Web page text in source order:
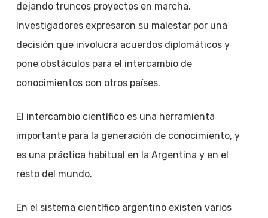
dejando truncos proyectos en marcha.
Investigadores expresaron su malestar por una
decisión que involucra acuerdos diplomáticos y
pone obstáculos para el intercambio de
conocimientos con otros países.
El intercambio científico es una herramienta
importante para la generación de conocimiento, y
es una práctica habitual en la Argentina y en el
resto del mundo.
En el sistema científico argentino existen varios